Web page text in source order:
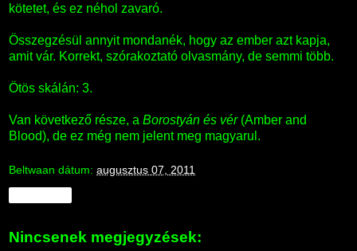
kötetet, és ez néhol zavaró.
Összegzésül annyit mondanék, hogy az ember azt kapja,
amit vár. Korrekt, szórakoztató olvasmány, de semmi több.
Ötös skálán: 3.
Van következő része, a Borostyán és vér(Amber and
Blood), de ez még nem jelent meg magyarul.
Beltwaan dátum: augusztus 07, 2011
Nincsenek megjegyzések: